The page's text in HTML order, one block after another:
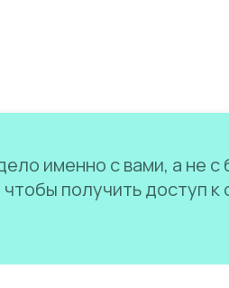
именно с вами, а не с
получить доступ к